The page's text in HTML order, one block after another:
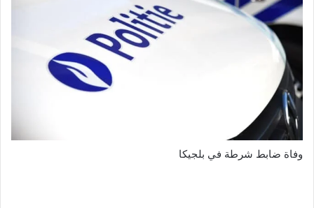
وفاة ضابط شرطة في بلجيكا